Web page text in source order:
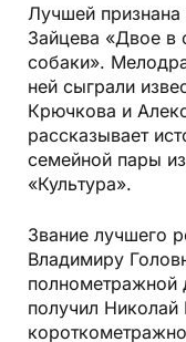
Лучшей
Зайцева «Двое в
собаки».
ней сыграли
Крючкова и
рассказывает
семейной пары
«Культура».
Звание лучшего
Владимиру
полнометражной
получил Николай